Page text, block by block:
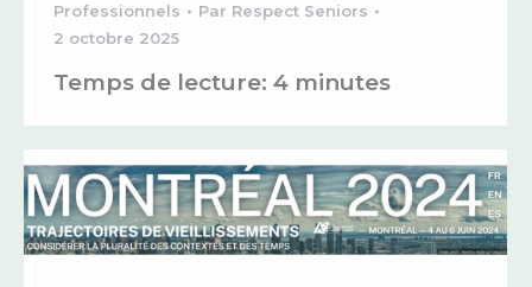
Professionnels Par Respect Seniors
2 octobre 2025
Temps de lecture: 4 minutes